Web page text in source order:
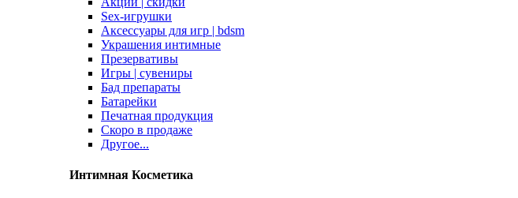
Sex-игрушки
Аксессуары для игр | bdsm
Украшения интимные
Презервативы
Игры | сувениры
Бад препараты
Батарейки
Печатная продукция
Скоро в продаже
Другое...
Интимная Косметика